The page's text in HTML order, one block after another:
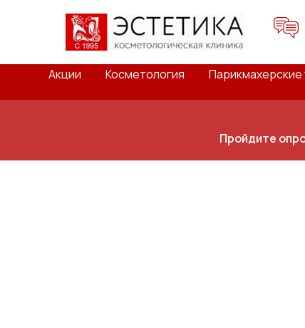
Акции Косметология Парикмахерские
Пройдите